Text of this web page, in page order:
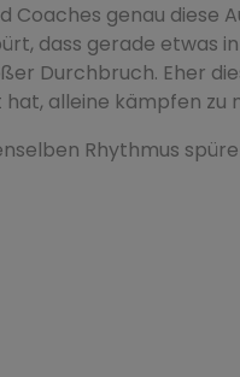
Coaches genau diese
dass gerade etwas
Durchbruch. Eher
alleine kämpfen zu
Rhythmus